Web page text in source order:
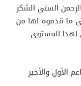
السنى الشكر
ما قدموه لها من
المستوى
الأول والأخير